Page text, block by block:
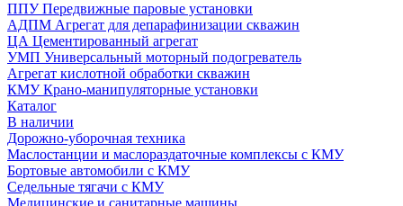
ППУ Передвижные паровые установки
АДПМ Агрегат для депарафинизации скважин
ЦА Цементированный агрегат
УМП Универсальный моторный подогреватель
Агрегат кислотной обработки скважин
КМУ Крано-манипуляторные установки
Каталог
В наличии
Дорожно-уборочная техника
Маслостанции и маслораздаточные комплексы с КМУ
Бортовые автомобили с КМУ
Седельные тягачи с КМУ
Медицинские и санитарные машины